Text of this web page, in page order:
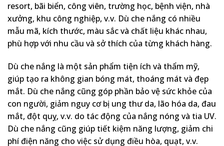
resort, bãi biển, công viên, trường học, bệnh viện, nhà
xưởng, khu công nghiệp, v.v. Dù che nắng có nhiều
mẫu mã, kích thước, màu sắc và chất liệu khác nhau,
phù hợp với nhu cầu và sở thích của từng khách hàng.
Dù che nắng là một sản phẩm tiện ích và thẩm mỹ,
giúp tạo ra không gian bóng mát, thoáng mát và đẹp
mắt. Dù che nắng cũng góp phần bảo vệ sức khỏe của
con người, giảm nguy cơ bị ung thư da, lão hóa da, đau
mắt, đột quỵ, v.v. do tác động của nắng nóng và tia UV.
Dù che nắng cũng giúp tiết kiệm năng lượng, giảm chi
phí điện năng cho việc sử dụng điều hòa, quạt, v.v.